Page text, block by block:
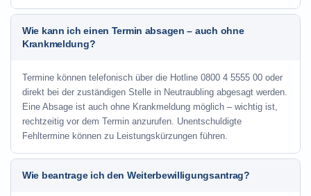
Wie kann ich einen Termin absagen – auch ohne
Krankmeldung?
Termine können telefonisch über die Hotline 0800 4 5555 00 oder
direkt bei der zuständigen Stelle in Neutraubling abgesagt werden.
Eine Absage ist auch ohne Krankmeldung möglich – wichtig ist,
rechtzeitig vor dem Termin anzurufen. Unentschuldigte
Fehltermine können zu Leistungskürzungen führen.
Wie beantrage ich den Weiterbewilligungsantrag?